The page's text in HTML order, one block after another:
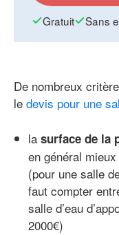
Gratuit Sans
De nombreux
le devis pour une
la surface de la
en général mieux
(pour une salle
faut compter
salle d’eau
2000€)